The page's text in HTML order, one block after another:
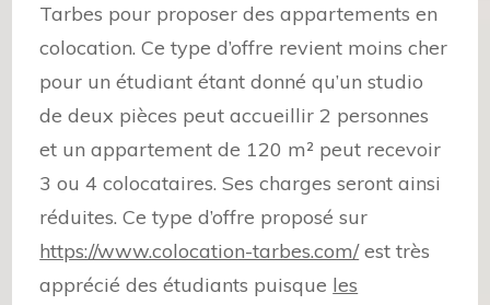
Tarbes pour proposer des appartements en
colocation. Ce type d’offre revient moins cher
pour un étudiant étant donné qu’un studio
de deux pièces peut accueillir 2 personnes
et un appartement de 120 m² peut recevoir
3 ou 4 colocataires. Ses charges seront ainsi
réduites. Ce type d’offre proposé sur
https://www.colocation-tarbes.com/est très
apprécié des étudiants puisque les